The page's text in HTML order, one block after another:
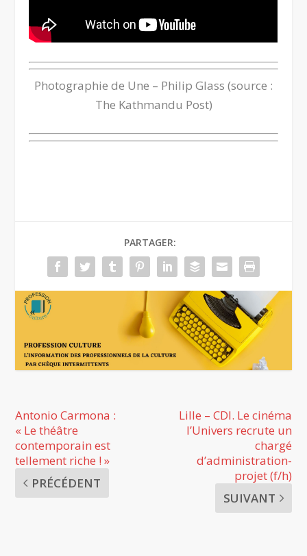
Photographie de Une – Philip Glass (source :
The Kathmandu Post)
PARTAGER:
Antonio Carmona :
« Le théâtre
contemporain est
tellement riche ! »
PRÉCÉDENT
Lille – CDI. Le cinéma
l’Univers recrute un
chargé
d’administration-
projet (f/h)
SUIVANT